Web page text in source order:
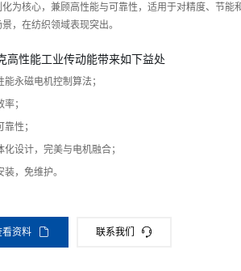
化为核心，兼顾高性能与可靠性，适用于对精度、节能
，在纺织领域表现突出。
高性能工业传动能带来如下益处
能永磁电机控制算法；
率；
靠性；
化设计，完美与电机融合；
装，免维护。
看资料 联系我们